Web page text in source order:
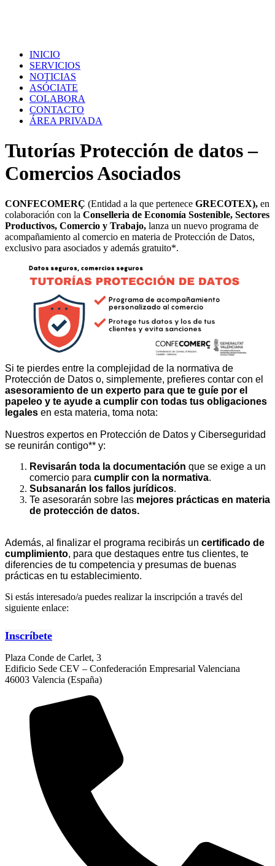
INICIO
SERVICIOS
NOTICIAS
ASÓCIATE
COLABORA
CONTACTO
ÁREA PRIVADA
Tutorías Protección de datos –
Comercios Asociados
CONFECOMERÇ (Entidad a la que pertenece GRECOTEX), en
colaboración con la Conselleria de Economía Sostenible, Sectores
Productivos, Comercio y Trabajo, lanza un nuevo programa de
acompañamiento al comercio en materia de Protección de Datos,
exclusivo para asociados y además gratuito*.
Si te pierdes entre la complejidad de la normativa de
Protección de Datos o, simplemente, prefieres contar con el
asesoramiento de un experto para que te guíe por el
papeleo y te ayude a cumplir con todas tus obligaciones
legales en esta materia, toma nota:
Nuestros expertos en Protección de Datos y Ciberseguridad
se reunirán contigo** y:
Revisarán toda la documentación que se exige a un
comercio para cumplir con la normativa.
Subsanarán los fallos jurídicos.
Te asesorarán sobre las mejores prácticas en materia
de protección de datos.
Además, al finalizar el programa recibirás un certificado de
cumplimiento, para que destaques entre tus clientes, te
diferencies de tu competencia y presumas de buenas
prácticas en tu establecimiento.
Si estás interesado/a puedes realizar la inscripción a través del
siguiente enlace:
Inscríbete
Plaza Conde de Carlet, 3
Edificio Sede CEV – Confederación Empresarial Valenciana
46003 Valencia (España)